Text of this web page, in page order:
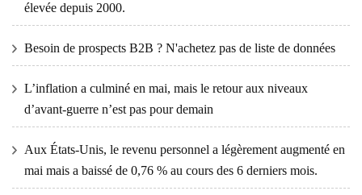
élevée depuis 2000.
Besoin de prospects B2B ? N'achetez pas de liste de données
L’inflation a culminé en mai, mais le retour aux niveaux
d’avant-guerre n’est pas pour demain
Aux États-Unis, le revenu personnel a légèrement augmenté en
mai mais a baissé de 0,76 % au cours des 6 derniers mois.